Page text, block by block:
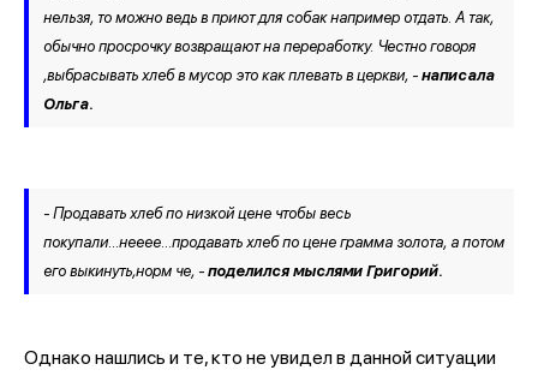
нельзя, то можно ведь в приют для собак например отдать. А так,
обычно просрочку возвращают на переработку. Честно говоря
,выбрасывать хлеб в мусор это как плевать в церкви, - написала
Ольга.
- Продавать хлеб по низкой цене чтобы весь
покупали...нееее...продавать хлеб по цене грамма золота, а потом
его выкинуть,норм че, - поделился мыслями Григорий.
Однако нашлись и те, кто не увидел в данной ситуации